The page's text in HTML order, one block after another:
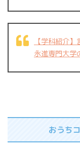
【学科紹介
永進専門大学
おうち